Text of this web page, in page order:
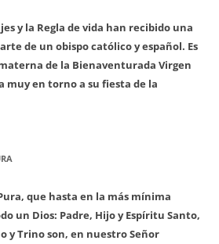
y la Regla de vida han recibido una
de un obispo católico y español. Es
de la Bienaventurada Virgen
muy en torno a su fiesta de la
que hasta en la más mínima
un Dios: Padre, Hijo y Espíritu Santo,
y Trino son, en nuestro Señor